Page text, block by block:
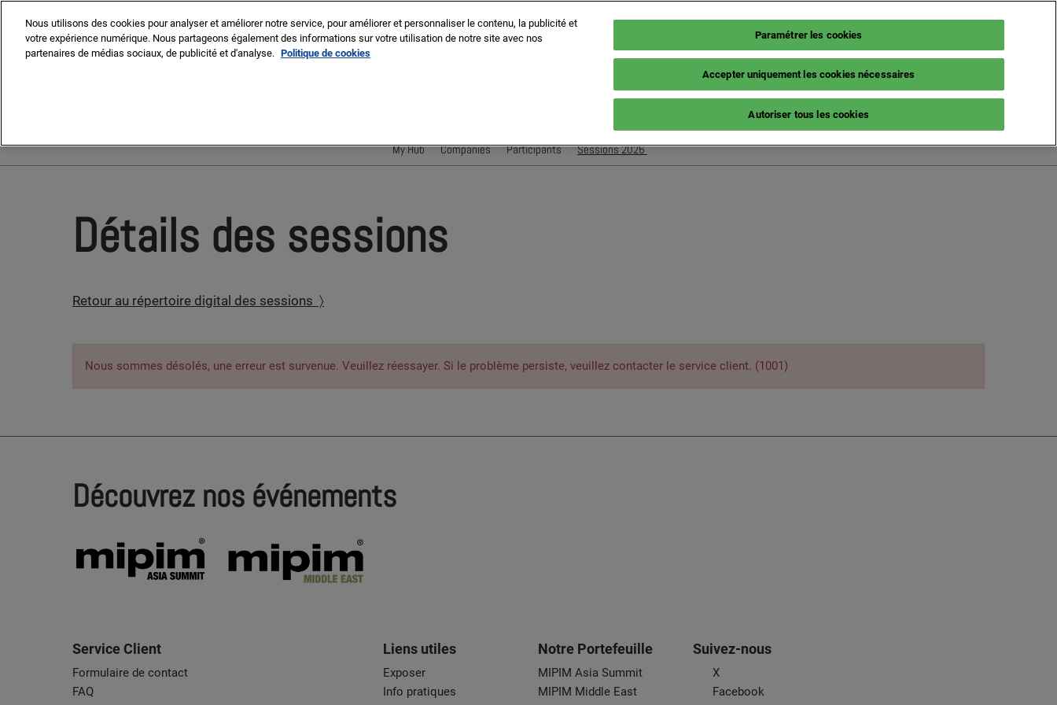
au
contenu
Escape
close
MIPIM MIPIM Asia
French (France)
English
French (France)
Italian (Italy)
My Hub Companies Participants
Sessions 2026
Détails des sessions
Retour au répertoire digital des sessions 〉
Nous sommes désolés, une erreur est survenue. Veuillez réessayer. Si le problème persiste, veuillez contacter le service client. (1001)
Découvrez nos événements
Service Client
Formulaire de contact
FAQ
Liens utiles
Exposer
Info pratiques
Notre Portefeuille
MIPIM Asia Summit
MIPIM Middle East
Suivez-nous
X
Facebook
Nous utilisons des cookies pour analyser et améliorer notre service, pour améliorer et personnaliser le contenu, la publicité et
votre expérience numérique. Nous partageons également des informations sur votre utilisation de notre site avec nos
partenaires de médias sociaux, de publicité et d'analyse. Politique de cookies
Paramétrer les cookies
Accepter uniquement les cookies nécessaires
Autoriser tous les cookies